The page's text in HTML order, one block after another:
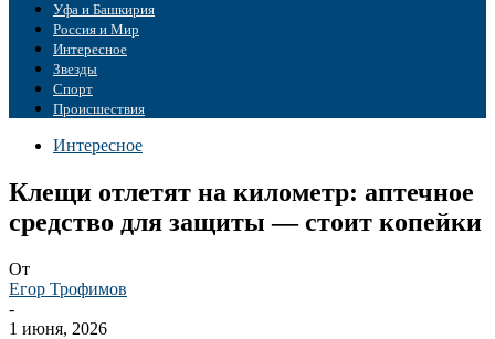
Уфа и Башкирия
Россия и Мир
Интересное
Звезды
Спорт
Происшествия
Интересное
Клещи отлетят на километр: аптечное
средство для защиты — стоит копейки
От
Егор Трофимов
-
1 июня, 2026